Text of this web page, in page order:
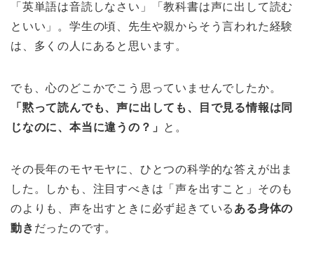
「英単語は音読しなさい」「教科書は声に出して読む
といい」。学生の頃、先生や親からそう言われた経験
は、多くの人にあると思います。
でも、心のどこかでこう思っていませんでしたか。
「黙って読んでも、声に出しても、目で見る情報は同
じなのに、本当に違うの？」 と。
その長年のモヤモヤに、ひとつの科学的な答えが出ま
した。しかも、注目すべきは「声を出すこと」そのも
のよりも、声を出すときに必ず起きている ある身体の
動き だったのです。